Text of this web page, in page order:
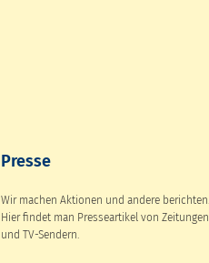
Presse
Wir machen Aktionen und andere berichten.
Hier findet man Presseartikel von Zeitungen
und TV-Sendern.